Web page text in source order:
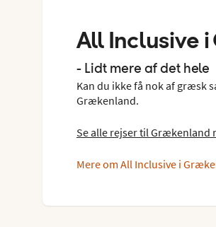
All Inclusive
- Lidt mere af det hele
Kan du ikke få nok af græsk
Grækenland.
Se alle rejser til Grækenland
Mere om All Inclusive i